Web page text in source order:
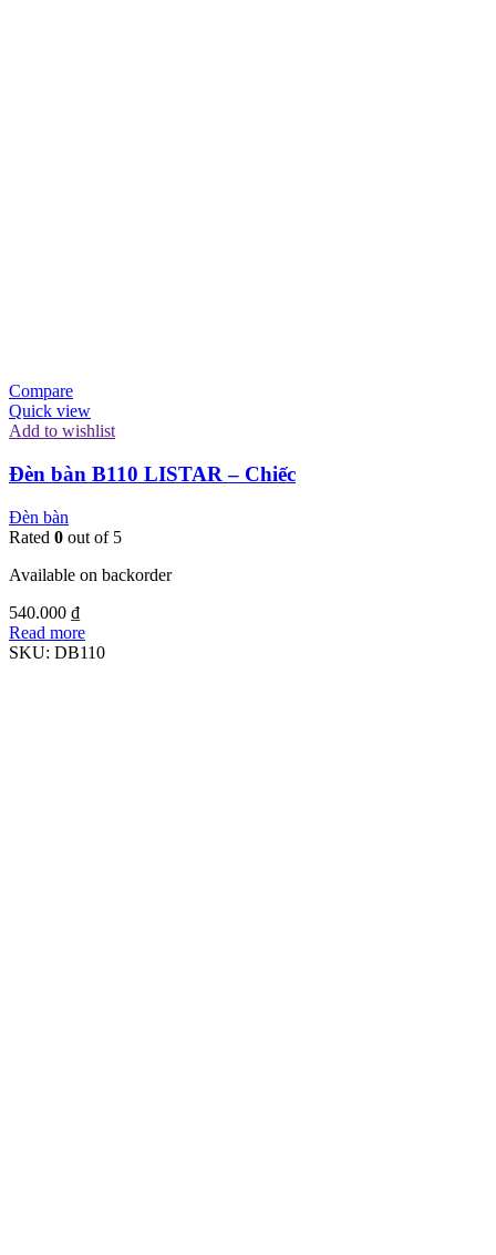
Compare
Quick view
Add to wishlist
Đèn bàn B110 LISTAR – Chiếc
Đèn bàn
Rated 0 out of 5
Available on backorder
540.000 ₫
Read more
SKU: DB110